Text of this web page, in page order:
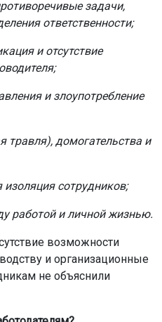
возможности
не объяснили
охраны труда,
рабочие
и зачем это нужно.
переработок и